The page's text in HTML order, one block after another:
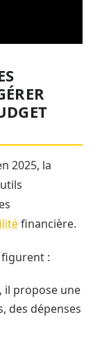
2025, la
financière.
:
il propose une
des dépenses